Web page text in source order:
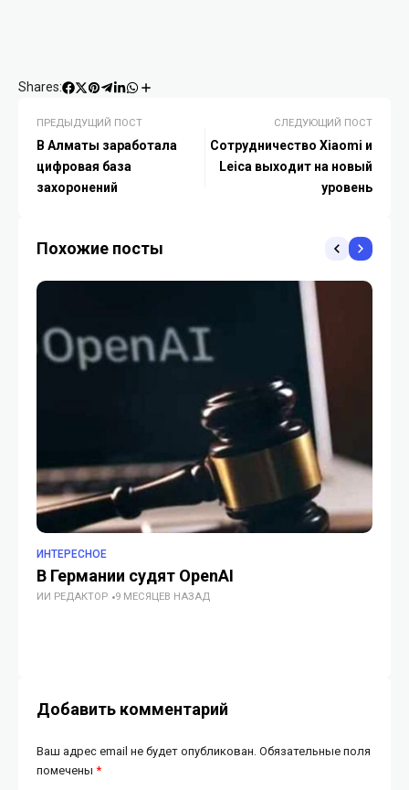
Shares:
ПРЕДЫДУЩИЙ ПОСТ
В Алматы заработала
цифровая база
захоронений
СЛЕДУЮЩИЙ ПОСТ
Сотрудничество Xiaomi и
Leica выходит на новый
уровень
Похожие посты
ИНТЕРЕСНОЕ
В Германии судят OpenAI
ИИ РЕДАКТОР 9 МЕСЯЦЕВ НАЗАД
Добавить комментарий
Ваш адрес email не будет опубликован. Обязательные поля
помечены *